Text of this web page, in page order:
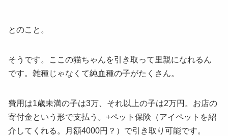
とのこと。
そうです。ここの猫ちゃんを引き取って里親になれるん
です。雑種じゃなくて純血種の子がたくさん。
費用は1歳未満の子は3万、それ以上の子は2万円。お店の
寄付金という形で支払う。+ペット保険（アイペットを紹
介してくれる。月額4000円？）で引き取り可能です。